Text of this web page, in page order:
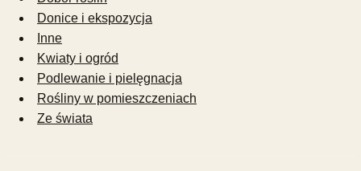
Donice i ekspozycja
Inne
Kwiaty i ogród
Podlewanie i pielęgnacja
Rośliny w pomieszczeniach
Ze świata